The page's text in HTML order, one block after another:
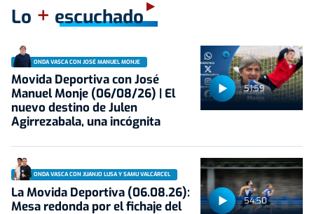
Lo + escuchado
51:59
ONDA VASCA CON JOSÉ MANUEL MONJE
Movida Deportiva con José
Manuel Monje (06/08/26) | El
nuevo destino de Julen
Agirrezabala, una incógnita
54:50
ONDA VASCA CON JUANJO LUSA Y SAMU VALCÁRCEL
La Movida Deportiva (06.08.26):
Mesa redonda por el fichaje del